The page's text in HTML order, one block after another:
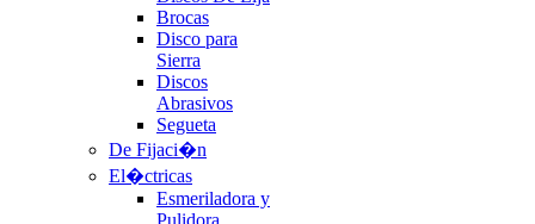
Brocas
Disco para
Sierra
Discos
Abrasivos
Segueta
De Fijaci�n
El�ctricas
Esmeriladora y
Pulidora